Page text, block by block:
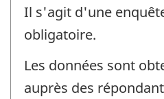
Il s'agit d'une
obligatoire.
Les données sont
auprès des